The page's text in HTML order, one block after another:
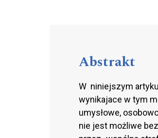
Abstrakt
W niniejszym
wynikajace w tym
umysłowe,
nie jest możliwe